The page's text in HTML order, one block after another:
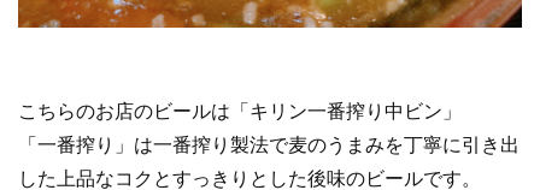
こちらのお店のビールは「キリン一番搾り中ビン」
「一番搾り」は一番搾り製法で麦のうまみを丁寧に引き出
した上品なコクとすっきりとした後味のビールです。